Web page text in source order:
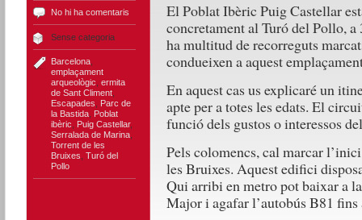
No hi ha comentaris
Sense categoria
Barcelona,
emplaçament
arqueològic ermita
de Sant Climent,
Escapades
Parc de
la Bastida, Poblat
ibèric
Puig Castellar,
Serralada de Marina,
Torrent de les
Bruixes Turó del
Pollo
El Poblat Ibèric Puig Castellar
concretament al Turó del Pollo,
ha multitud de recorreguts
condueixen a aquest
En aquest cas us explicaré un
apte per a totes les edats. El
funció dels gustos o interessos
Pels colomencs, cal marcar
les Bruixes. Aquest edifici
Qui arribi en metro pot baixar a
Major i agafar l’autobús B81